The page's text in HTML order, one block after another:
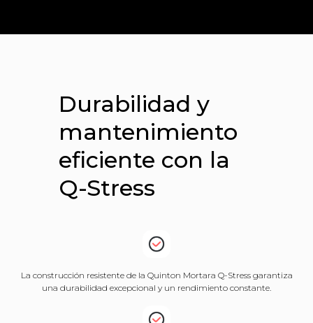
Durabilidad y
mantenimiento
eficiente con la
Q-Stress
La construcción resistente de la Quinton Mortara Q-Stress garantiza
una durabilidad excepcional y un rendimiento constante.